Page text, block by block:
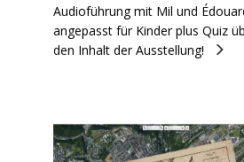
Audioführung mit Mil und
angepasst für Kinder plus Quiz
den Inhalt der Ausstellung!